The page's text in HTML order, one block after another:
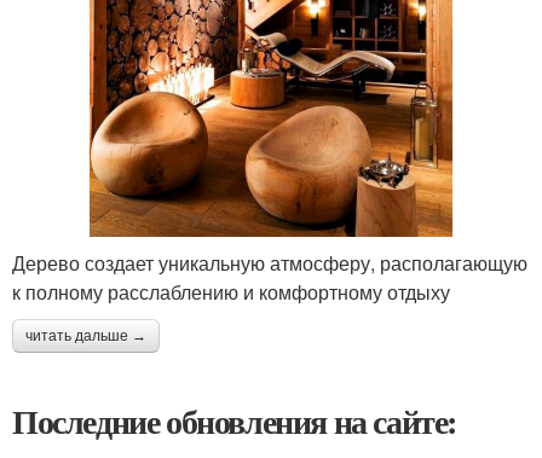
Дерево создает уникальную атмосферу, располагающую
к полному расслаблению и комфортному отдыху
читать дальше →
Последние обновления на сайте: